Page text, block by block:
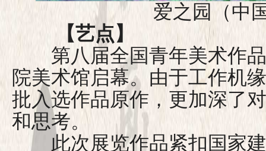
爱之园（中国
【艺点】
第八届全国青年美术作品
院美术馆启幕。由于工作机
批入选作品原作，更加深了
和思考。
此次展览作品紧扣国家建